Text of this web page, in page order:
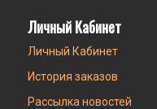
Личный Кабинет
Личный Кабинет
История заказов
Рассылка новостей